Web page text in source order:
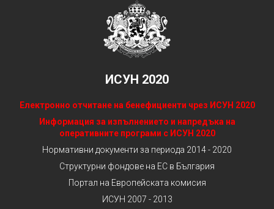
ИСУН 2020
Електронно отчитане на бенефициенти чрез ИСУН 2020
Информация за изпълнението и напредъка на
оперативните програми с ИСУН 2020
Нормативни документи за периода 2014 - 2020
Структурни фондове на ЕС в България
Портал на Европейската комисия
ИСУН 2007 - 2013